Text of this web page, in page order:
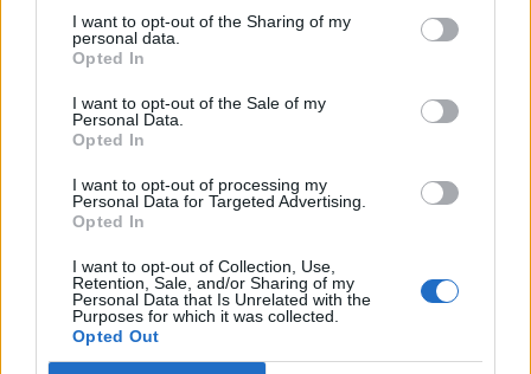
I want to opt-out of the Sharing of my
personal data.
Opted In
I want to opt-out of the Sale of my
Personal Data.
Opted In
I want to opt-out of processing my
Personal Data for Targeted Advertising.
Opted In
I want to opt-out of Collection, Use,
Retention, Sale, and/or Sharing of my
Personal Data that Is Unrelated with the
Purposes for which it was collected.
Opted Out
stafetten blev sendt videre til Svend Madsen
(Danmarksdemokraterne), 1. Viceborgmester og
- Problemet er nyt for mig, men jeg har undersøgt
sagen og derigennem blevet bekendt med, at der
fra flere forskellige sider er blevet gjort
belægningen i gågaden, ligesom der har været
melding om et enkelt uheld denne sommer. Det
skal jeg naturligvis beklage.
mod vest.
For mange nordjyder kan kysterne, fjordene og de
åbne landskaber danne en flot ramme om den
- En solformørkelse er en af de få begivenheder,
der kan få os alle til at stoppe op og kigge i
samme retning. Det er både smukt, fascinerende
og en fantastisk anledning til at samles om Solen,
dens betydning for livet på Jorden og vores plads i
Events
Aktuelt
Shopping
Mad & drikke